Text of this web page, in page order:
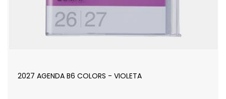
2027 AGENDA B6 COLORS - VIOLETA